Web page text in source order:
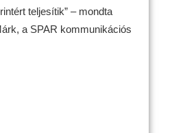
teljesítik” – mondta
a SPAR kommunikációs